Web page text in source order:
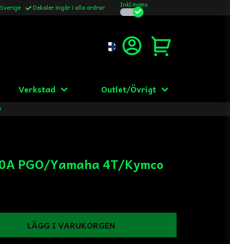
Dekaler ingår i alla ordrar Inkl.moms
Verkstad Outlet/Övrigt
PGO/Yamaha 4T/Kymco
LÄGG I VARUKORGEN